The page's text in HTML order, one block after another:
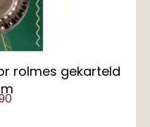
rolmes gekarteld